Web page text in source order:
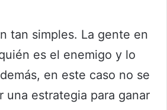
tan simples. La gente en
es el enemigo y lo
en este caso no se
una estrategia para ganar